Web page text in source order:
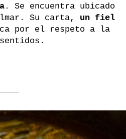
. Se encuentra ubicado
Su carta, un fiel
por el respeto a la